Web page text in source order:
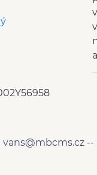
vans@mbcms.cz